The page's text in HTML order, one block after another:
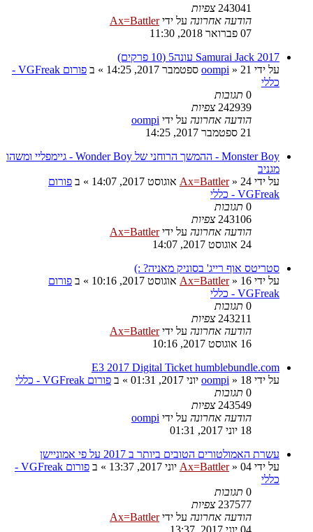
243041 צפיות
הודעה אחרונה על ידיAx=Battler
07 פברואר 2018, 11:30
Samurai Jack 2017 עונה5 (10 פרקים)
על ידי
oompi » 21 ספטמבר 2017, 14:25 » ב
פורום VGFreak -
כללי
0 תגובות
242939 צפיות
הודעה אחרונה על ידי oompi
21 ספטמבר 2017, 14:25
Monster Boy - ההמשך הרוחני של Wonder Boy - גיימפליי ומשהו
מגניב
על ידי
Ax=Battler» 24 אוגוסט 2017, 14:07 » ב פורום
VGFreak - כללי
0 תגובות
243106 צפיות
הודעה אחרונה על ידיAx=Battler
24 אוגוסט 2017, 14:07
סטריטס אוף רייג' בסוניק מאניה? :)
על ידי
Ax=Battler» 16 אוגוסט 2017, 10:16 » ב פורום
VGFreak - כללי
0 תגובות
243211 צפיות
הודעה אחרונה על ידיAx=Battler
16 אוגוסט 2017, 10:16
E3 2017 Digital Ticket humblebundle.com
על ידי
oompi » 18 יוני 2017, 01:31 » ב פורום VGFreak - כללי
0 תגובות
243549 צפיות
הודעה אחרונה על ידי oompi
18 יוני 2017, 01:31
עשרת האמולטורים הטובים ביותר ב 2017 על פי אמוניישן
על ידי
Ax=Battler» 04 יוני 2017, 13:37 » ב
פורום VGFreak -
כללי
0 תגובות
237577 צפיות
הודעה אחרונה על ידיAx=Battler